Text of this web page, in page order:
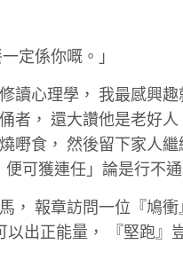
定係你嘅。」
讀心理學， 我最感興
者， 還大讚他是老好人
嘢食， 然後留下家人
便可獲連任」論是行不通
， 報章訪問一位『鳩衝
以出正能量， 『堅跑』